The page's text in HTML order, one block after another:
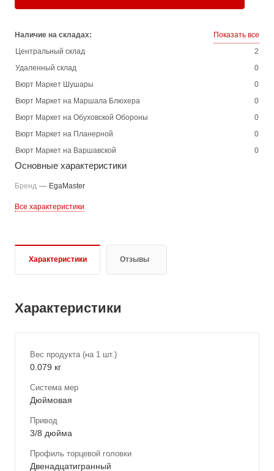
Наличие на складах:
Показать все
Центральный склад
2
Удаленный склад
0
Вюрт Маркет Шушары
0
Вюрт Маркет на Маршала Блюхера
0
Вюрт Маркет на Обуховской Обороны
0
Вюрт Маркет на Планерной
0
Вюрт Маркет на Варшавской
0
Основные характеристики
Бренд — EgaMaster
Все характеристики
Характеристики Отзывы
Характеристики
Вес продукта (на 1 шт.)
0.079 кг
Система мер
Дюймовая
Привод
3/8 дюйма
Профиль торцевой головки
Двенадцатигранный